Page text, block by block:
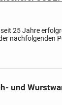
25 Jahre
nachfolgenden
und